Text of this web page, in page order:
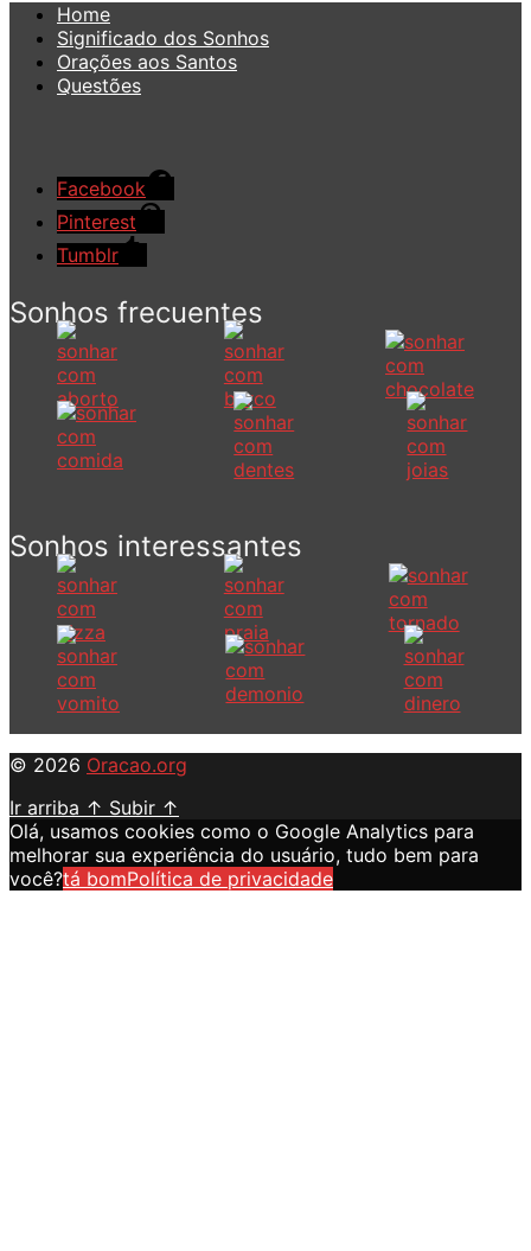
Home
Significado dos Sonhos
Orações aos Santos
Questões
Facebook
Pinterest
Tumblr
Sonhos frecuentes
Sonhos interessantes
© 2026 Oracao.org
Ir arriba ↑ Subir ↑
Olá, usamos cookies como o Google Analytics para
melhorar sua experiência do usuário, tudo bem para
você?tá bomPolítica de privacidade